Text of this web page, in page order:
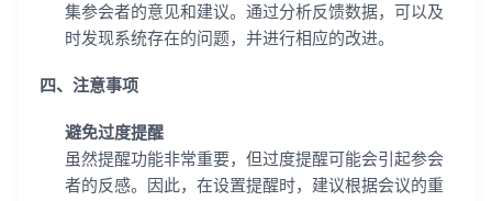
集参会者的意见和建议。通过分析反馈数据，可以及
时发现系统存在的问题，并进行相应的改进。
四、注意事项
避免过度提醒
虽然提醒功能非常重要，但过度提醒可能会引起参会
者的反感。因此，在设置提醒时，建议根据会议的重